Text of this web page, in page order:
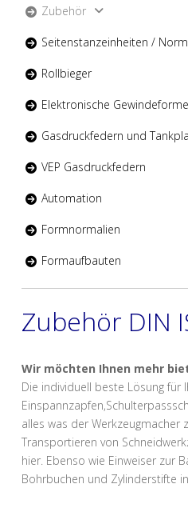
Zubehör
Seitenstanzeinheiten /
Rollbieger
Elektronische
Gasdruckfedern und
VEP Gasdruckfedern
Automation
Formnormalien
Formaufbauten
Zubehör DIN
Wir möchten Ihnen mehr
Die individuell beste Lösung für
alles was der Werkzeugmacher
Transportieren von
hier. Ebenso wie Einweiser zur
Bohrbuchen und Zylinderstifte